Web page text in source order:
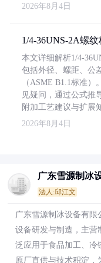
2026年8月4日
1/4-36UNS-2A螺
本文详细解析1/4-
包括外径、螺距、公
（ASME B1.1标准
见疑问，通过公式推
附加工艺建议与扩展
2026年8月4日
广东雪源制冰
法人:邱江文
广东雪源制冰设备有限
设备研发与制造，主营
泛应用于食品加工、冷
原厂直供与技术积淀，